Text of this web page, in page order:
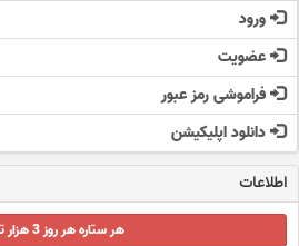
ورود
عضویت
فراموشی رمز عبور
دانلود اپلیکیشن
اطلاعات
هر ستاره هر روز 3 هزار تومان